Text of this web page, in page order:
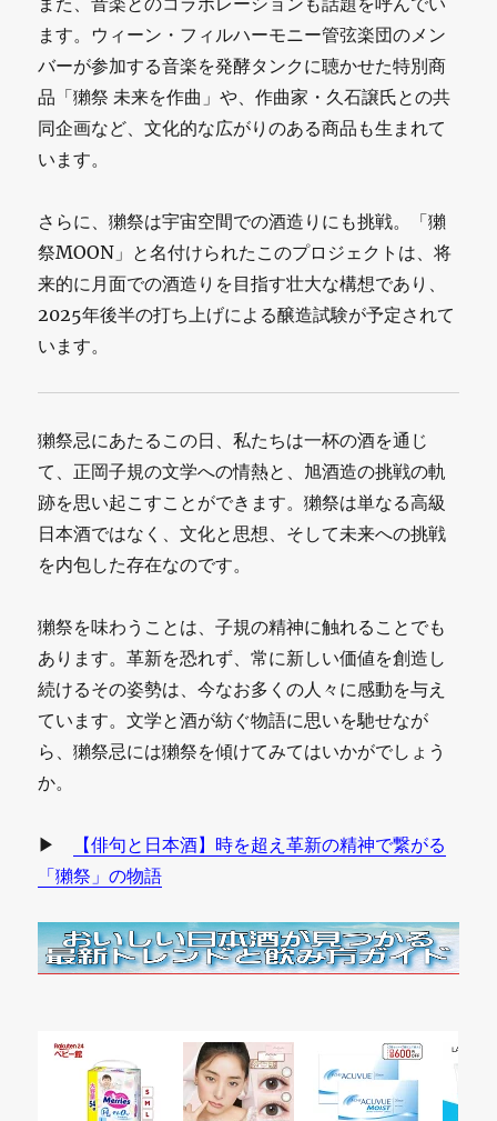
ます。ウィーン・フィルハーモニー管弦楽団のメン
バーが参加する音楽を発酵タンクに聴かせた特別商
品「獺祭 未来を作曲」や、作曲家・久石譲氏との共
同企画など、文化的な広がりのある商品も生まれて
います。
さらに、獺祭は宇宙空間での酒造りにも挑戦。「獺
祭MOON」と名付けられたこのプロジェクトは、将
来的に月面での酒造りを目指す壮大な構想であり、
2025年後半の打ち上げによる醸造試験が予定されて
います。
獺祭忌にあたるこの日、私たちは一杯の酒を通じ
て、正岡子規の文学への情熱と、旭酒造の挑戦の軌
跡を思い起こすことができます。獺祭は単なる高級
日本酒ではなく、文化と思想、そして未来への挑戦
を内包した存在なのです。
獺祭を味わうことは、子規の精神に触れることでも
あります。革新を恐れず、常に新しい価値を創造し
続けるその姿勢は、今なお多くの人々に感動を与え
ています。文学と酒が紡ぐ物語に思いを馳せなが
ら、獺祭忌には獺祭を傾けてみてはいかがでしょう
か。
▶
【俳句と日本酒】時を超え革新の精神で繋がる
「獺祭」の物語